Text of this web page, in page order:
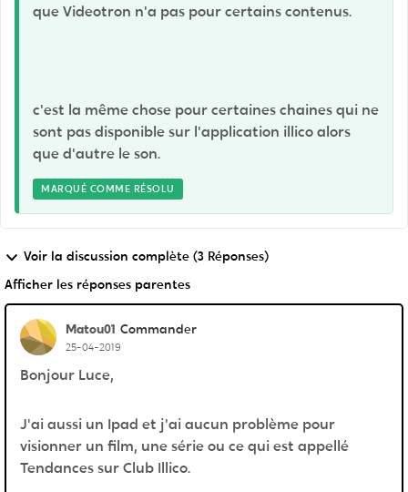
que Videotron n'a pas pour certains contenus.
c'est la même chose pour certaines chaines qui ne
sont pas disponible sur l'application illico alors
que d'autre le son.
MARQUÉ COMME RÉSOLU
Voir la discussion complète (3 Réponses)
Afficher les réponses parentes
Matou01 Commander
25-04-2019
Bonjour Luce,
J'ai aussi un Ipad et j'ai aucun problème pour
visionner un film, une série ou ce qui est appellé
Tendances sur Club Illico.